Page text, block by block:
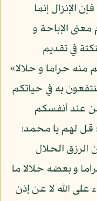
الإنزال إنما
معنى الإباحة و
في تقديم
منه حراما و حلالا»
به في حياتكم
عند أنفسكم
قل لهم يا محمد:
الرزق الحلال
و بعضه حلالا ما
على الله لا عن إذن